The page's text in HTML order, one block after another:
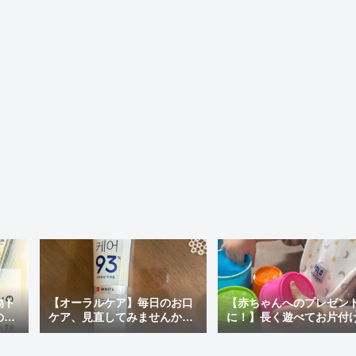
ト
最
い
【オーラルケア】毎日のお口
ケア、見直してみませんか？
おすすめの市販歯磨き粉＆韓
【赤ちゃんへのプレゼン
に！】長く遊べてお片付
ラクチン♪「アンパンマ